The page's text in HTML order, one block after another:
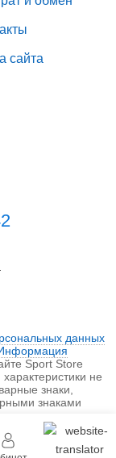
сайта
данных
Sport Store
не
знаки,
знаками
в